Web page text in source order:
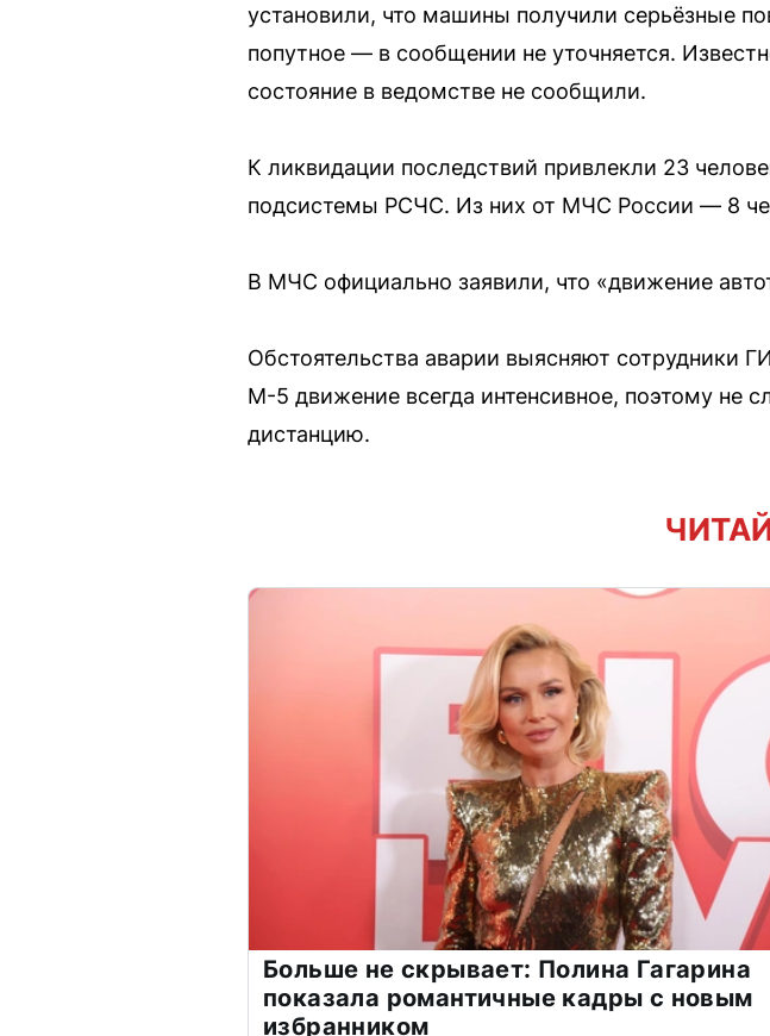
установили, что машины получили серьёзные
попутное — в сообщении не уточняется.
состояние в ведомстве не сообщили.
К ликвидации последствий привлекли 23
подсистемы РСЧС. Из них от МЧС России — 8
В МЧС официально заявили, что «движение
Обстоятельства аварии выясняют сотрудники
М-5 движение всегда интенсивное, поэтому не
дистанцию.
Больше не скрывает: Полина Гагарина
показала романтичные кадры с новым
избранником